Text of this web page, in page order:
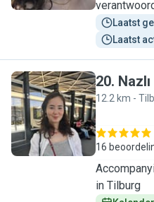
Laatst
Laatst
N
20.
12.2 km -
16
in Tilburg